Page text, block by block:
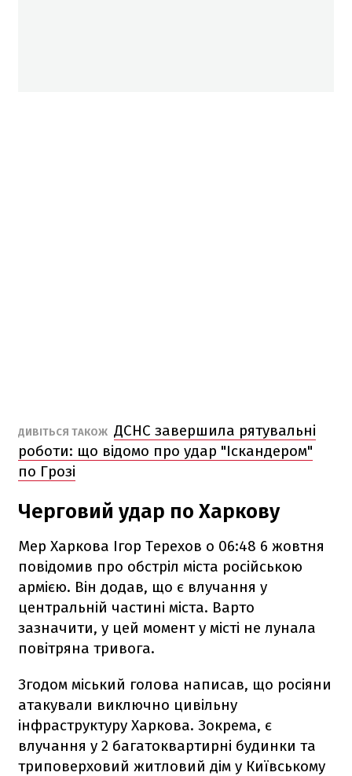
ДИВІТЬСЯ ТАКОЖ ДСНС завершила рятувальні
роботи: що відомо про удар "Іскандером"
по Грозі
Черговий удар по Харкову
Мер Харкова Ігор Терехов о 06:48 6 жовтня
повідомив про обстріл міста російською
армією. Він додав, що є влучання у
центральній частині міста. Варто
зазначити, у цей момент у місті не лунала
повітряна тривога.
Згодом міський голова написав, що росіяни
атакували виключно цивільну
інфраструктуру Харкова. Зокрема, є
влучання у 2 багатоквартирні будинки та
триповерховий житловий дім у Київському